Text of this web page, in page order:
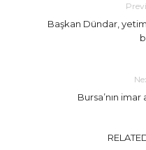
Başkan Dündar,
Bursa’nın